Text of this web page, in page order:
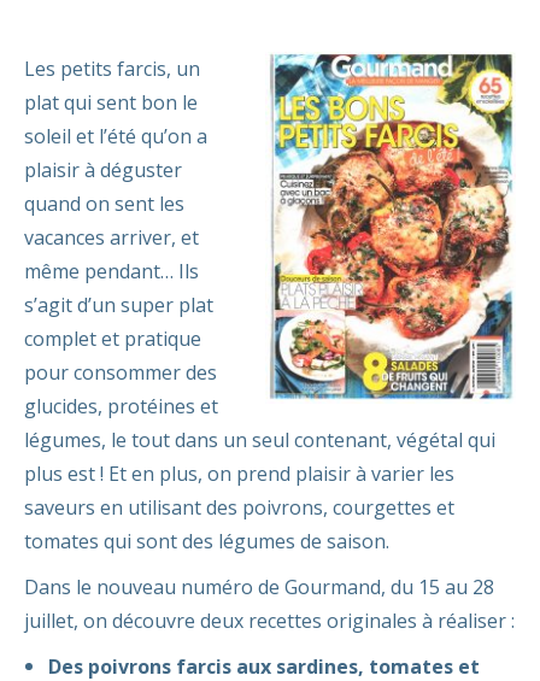
Les petits farcis, un
plat qui sent bon le
soleil et l’été qu’on a
plaisir à déguster
quand on sent les
vacances arriver, et
même pendant… Ils
s’agit d’un super plat
complet et pratique
pour consommer des
glucides, protéines et
légumes, le tout dans un seul contenant, végétal qui
plus est ! Et en plus, on prend plaisir à varier les
saveurs en utilisant des poivrons, courgettes et
tomates qui sont des légumes de saison.
Dans le nouveau numéro de Gourmand, du 15 au 28
juillet, on découvre deux recettes originales à réaliser :
Des poivrons farcis aux sardines, tomates et